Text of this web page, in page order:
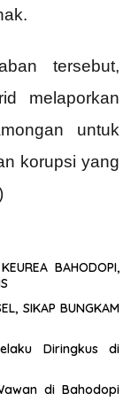
tersebut,
melaporkan
untuk
korupsi yang
BAHODOPI,
SIKAP BUNGKAM
Diringkus di
di Bahodopi